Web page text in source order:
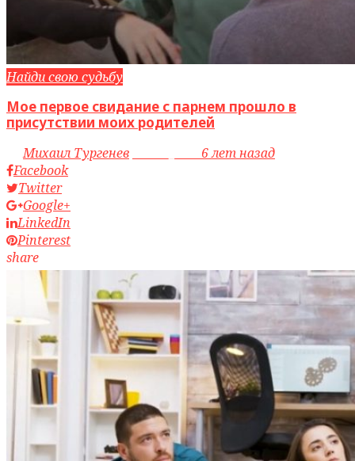
Найди свою судьбу
Мое первое свидание с парнем прошло в
присутствии моих родителей
byМихаил Тургенев
6 лет назад
Facebook
Twitter
Google+
LinkedIn
Pinterest
share